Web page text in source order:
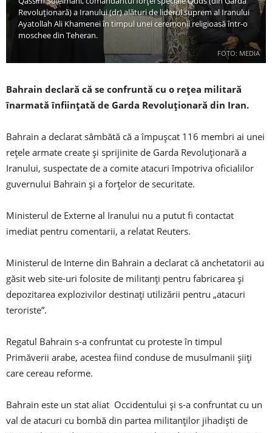
FOTO: MEDIA
Revoluționară) a Iranului (dr) alături de liderul suprem al Iranului
Ayatollah Ali Khamenei în timpul unei ceremonii religioasă într-o
moschee din Teheran.
Bahrain declară că se confruntă cu o rețea militară
înarmată înființată de Garda Revoluționară din Iran.
Bahrain a declarat sâmbătă că a împușcat 116 membri ai unei
rețele armate create și sprijinite de Garda Revoluționară a
Iranului, suspectate de a comite atacuri împotriva oficialilor
guvernului Bahrain și a forțelor de securitate.
Ministerul de Externe al Iranului nu a putut fi contactat
imediat pentru comentarii, a relatat Reuters.
Ministerul de Interne din Bahrain a declarat că anchetatorii au
găsit web site-uri folosite de militanți pentru fabricarea și
depozitarea explozivilor destinați utilizării pentru „atacuri
teroriste”.
Regatul Bahrain s-a confruntat cu proteste în timpul
Primăverii arabe, acestea fiind conduse de musulmanii șiiți
care cereau reforme.
Bahrain este un stat aliat Occidentului și s-a confruntat cu un
val de atacuri cu bombă din partea militanților jihadiști de